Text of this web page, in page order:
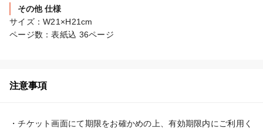
その他 仕様
サイズ：W21×H21cm
ページ数：表紙込 36ページ
注意事項
・チケット画面にて期限をお確かめの上、有効期限内にご利用く